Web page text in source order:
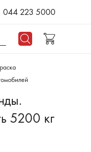
044 223 5000
5200 кг